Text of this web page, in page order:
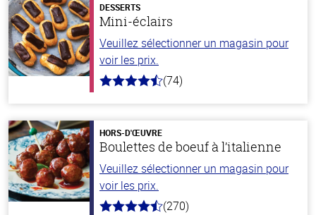
DESSERTS
Mini-éclairs
Veuillez sélectionner un magasin pour
voir les prix.
4.7
stars
(74)
HORS-D'ŒUVRE
Boulettes de boeuf à l’italienne
Veuillez sélectionner un magasin pour
voir les prix.
4.5
(270)